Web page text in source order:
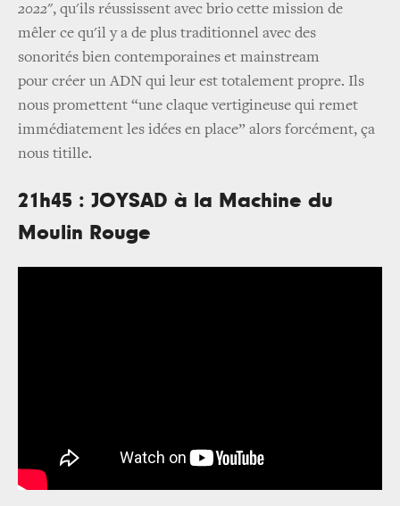
2022", qu'ils réussissent avec brio cette mission de
mêler ce qu'il y a de plus traditionnel avec des
sonorités bien contemporaines et mainstream
pour créer un ADN qui leur est totalement propre. Ils
nous promettent “une claque vertigineuse qui remet
immédiatement les idées en place” alors forcément, ça
nous titille.
21h45 : JOYSAD à la Machine du
Moulin Rouge